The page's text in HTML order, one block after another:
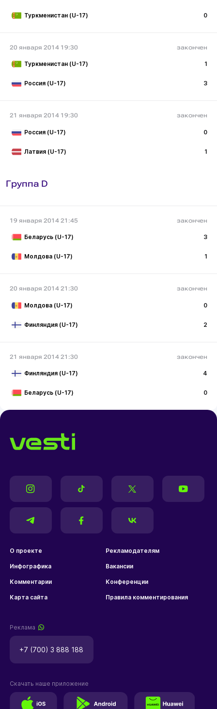
Туркменистан (U-17) 0
20 января 2014 19:30 закончен
Туркменистан (U-17) 1
Россия (U-17) 3
21 января 2014 19:30 закончен
Россия (U-17) 0
Латвия (U-17) 1
Группа D
19 января 2014 21:45 закончен
Беларусь (U-17) 3
Молдова (U-17) 1
20 января 2014 21:30 закончен
Молдова (U-17) 0
Финляндия (U-17) 2
21 января 2014 21:30 закончен
Финляндия (U-17) 4
Беларусь (U-17) 0
О проекте Рекламодателям
Инфографика Вакансии
Комментарии Конференции
Карта сайта Правила комментирования
Реклама
+7 (700) 3 888 188
Скачать наше приложение